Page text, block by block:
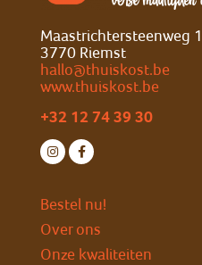
Maastrichtersteenweg
3770 Riemst
hallo@thuiskost.be
www.thuiskost.be
+32 12 74 39 30
Bestel nu!
Over ons
Onze kwaliteiten